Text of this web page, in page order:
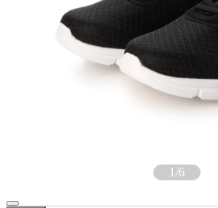
1/6